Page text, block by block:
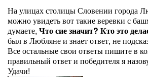
На улицах столицы Словении города
можно увидеть вот такие веревки с
думаете, Что сие значит? Кто это
был в Любляне и знает ответ, не
Все остальные свои ответы пишите в
правильный ответ и победителя я
Удачи!